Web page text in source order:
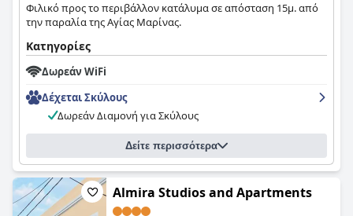
Φιλικό προς το περιβάλλον κατάλυμα σε απόσταση 15μ. από
την παραλία της Αγίας Μαρίνας.
Κατηγορίες
Δωρεάν WiFi
Δέχεται Σκύλους
Δωρεάν Διαμονή για Σκύλους
Δείτε περισσότερα
Almira Studios and Apartments